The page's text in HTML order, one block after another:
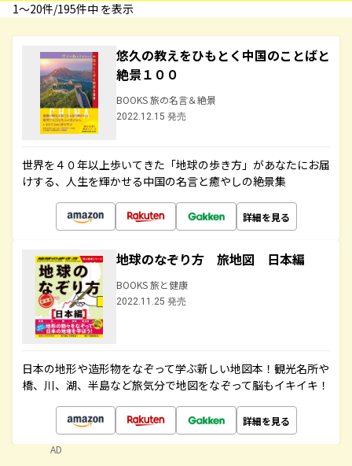
1〜20件/195件中 を表示
悠久の教えをひもとく中国のことばと
絶景１００
BOOKS 旅の名言＆絶景
2022.12.15 発売
世界を４０年以上歩いてきた「地球の歩き方」があなたにお届
けする、人生を輝かせる中国の名言と癒やしの絶景集
詳細を見る
地球のなぞり方 旅地図 日本編
BOOKS 旅と健康
2022.11.25 発売
日本の地形や造形物をなぞって学ぶ新しい地図本！観光名所や
橋、川、湖、半島など旅気分で地図をなぞって脳もイキイキ！
詳細を見る
AD